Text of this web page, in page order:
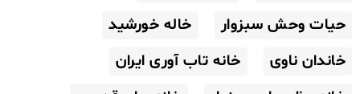
حیات وحش سبزوار
خاله خورشید
خاندان ناوی
خانه تاب آوری ایران